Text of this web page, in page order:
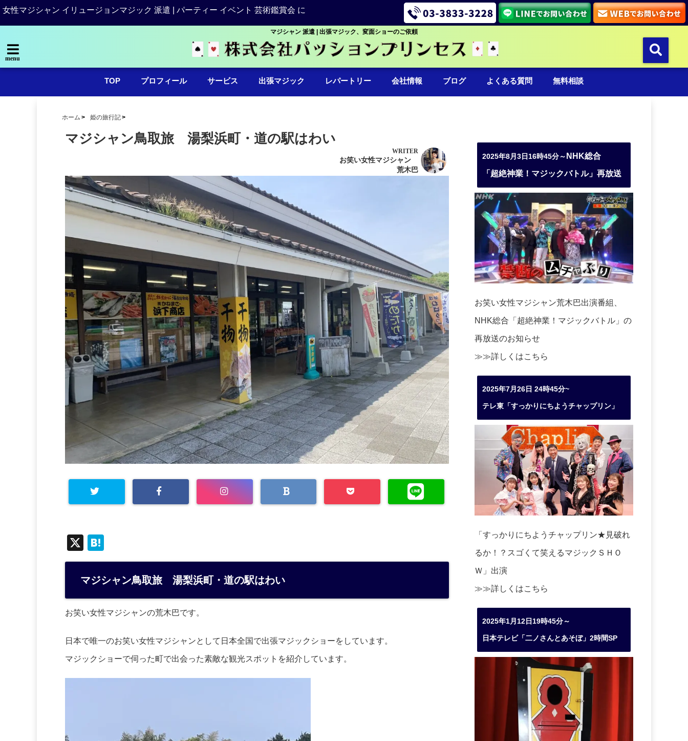
女性マジシャン イリュージョンマジック 派遣 | パーティー イベント 芸術鑑賞会 に
マジシャン 派遣 | 出張マジック、変面ショーのご依頼
menu
TOP プロフィール サービス 出張マジック レパートリー 会社情報 ブログ よくある質問 無料相談
ホーム 姫の旅行記
マジシャン鳥取旅 湯梨浜町・道の駅はわい
WRITER
お笑い女性マジシャン
荒木巴
X
at
e
a
マジシャン鳥取旅 湯梨浜町・道の駅はわい
お笑い女性マジシャンの荒木巴です。
日本で唯一のお笑い女性マジシャンとして日本全国で出張マジックショーをしています。
マジックショーで伺った町で出会った素敵な観光スポットを紹介しています。
2025年8月3日16時45分～ NHK総合
「超絶神業！マジックバトル」再放送
お笑い女性マジシャン荒木巴出演番組、
NHK総合「超絶神業！マジックバトル」の
再放送のお知らせ
≫≫詳しくはこちら
2025年7月26日 24時45分~
テレ東「すっかりにちようチャップリン」
「すっかりにちようチャップリン★見破れ
るか！？スゴくて笑えるマジックＳＨＯ
Ｗ」出演
≫≫詳しくはこちら
2025年1月12日19時45分～
日本テレビ「二ノさんとあそぼ」2時間SP